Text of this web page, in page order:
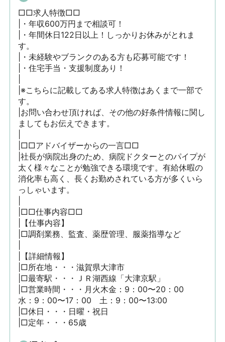
□□求人特徴□□
|・年収600万円まで相談可！
|・年間休日122日以上！しっかりお休みがとれま
す。
|・未経験やブランクのある方も応募可能です！
|・住宅手当・支援制度あり！
|※こちらに記載してある求人特徴はあくまで一部で
す。
|お問い合わせ頂ければ、その他の好条件情報に関し
ましてもお伝えできます。
|□□アドバイザーからの一言□□
|社長が病院出身のため、病院ドクターとのパイプが
太く様々なことが勉強できる環境です。有給休暇の
消化率も高く、長くお勤めされている方が多くいら
っしゃいます。
|□□仕事内容□□
|【仕事内容】
|□調剤業務、監査、薬歴管理、服薬指導など
|【詳細情報】
|□所在地・・・滋賀県大津市
|□最寄駅・・・ＪＲ湖西線「大津京駅」
|□営業時間・・・月火木金：9：00〜20：00
水：9：00〜17：00　土：9：00〜13:00
|□休日・・・日曜・祝日
|□定年・・・65歳